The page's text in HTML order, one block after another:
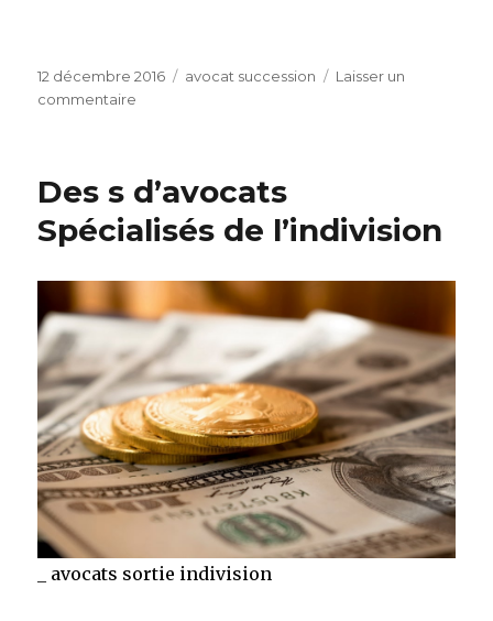
Publié
le
12 décembre 2016 Catégories
avocat succession
Laisser un
commentaire
succession
Des s d’avocats
Spécialisés de l’indivision
avocats sortie indivision